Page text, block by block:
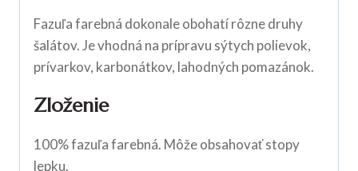
Fazuľa farebná dokonale obohatí rôzne druhy
šalátov. Je vhodná na prípravu sýtych polievok,
prívarkov, karbonátkov, lahodných pomazánok.
Zloženie
100% fazuľa farebná. Môže obsahovať stopy
lepku.